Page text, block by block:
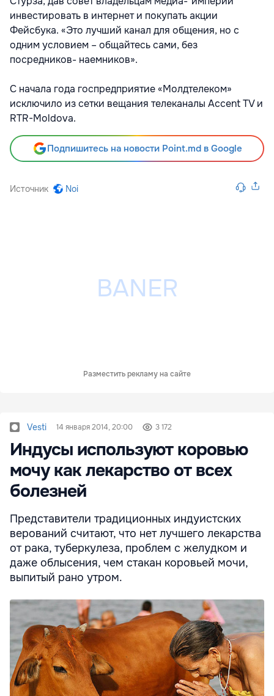
инвестировать в интернет и покупать акции
Фейсбука. «Это лучший канал для общения, но с
одним условием – общайтесь сами, без
посредников- наемников».
С начала года госпредприятие «Молдтелеком»
исключило из сетки вещания телеканалы Accent TV и
RTR-Moldova.
Подпишитесь на новости Point.md в Google
Источник Noi
Разместить рекламу на сайте
Vesti 14 января 2014, 20:00 3 172
Индусы используют коровью
мочу как лекарство от всех
болезней
Представители традиционных индуистских
верований считают, что нет лучшего лекарства
от рака, туберкулеза, проблем с желудком и
даже облысения, чем стакан коровьей мочи,
выпитый рано утром.